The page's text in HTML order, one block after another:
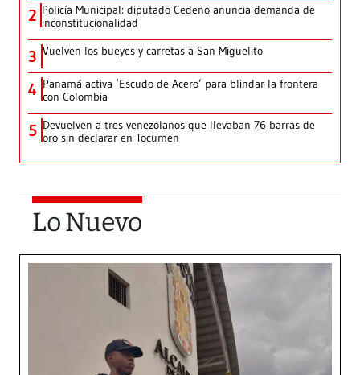
2 Policía Municipal: diputado Cedeño anuncia demanda de
inconstitucionalidad
3 Vuelven los bueyes y carretas a San Miguelito
4 Panamá activa ‘Escudo de Acero’ para blindar la frontera
con Colombia
5 Devuelven a tres venezolanos que llevaban 76 barras de
oro sin declarar en Tocumen
Lo Nuevo